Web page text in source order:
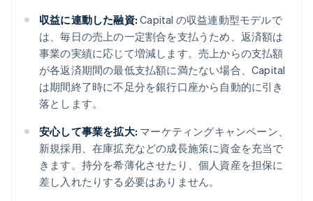
収益に連動した融資: Capital の収益連動型モデルで
は、毎日の売上の一定割合を支払うため、返済額は
事業の実績に応じて増減します。売上からの支払額
が各返済期間の最低支払額に満たない場合、Capital
は期間終了時に不足分を銀行口座から自動的に引き
落とします。
安心して事業を拡大: マーケティングキャンペーン、
新規採用、在庫拡充などの成長施策に資金を充当で
きます。持分を希薄化させたり、個人資産を担保に
差し入れたりする必要はありません。